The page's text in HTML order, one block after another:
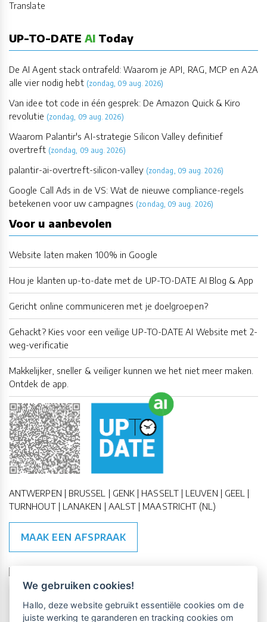
Translate
UP-TO-DATE AI Today
De AI Agent stack ontrafeld: Waarom je API, RAG, MCP en A2A
alle vier nodig hebt (zondag, 09 aug. 2026)
Van idee tot code in één gesprek: De Amazon Quick & Kiro
revolutie (zondag, 09 aug. 2026)
Waarom Palantir's AI-strategie Silicon Valley definitief
overtreft (zondag, 09 aug. 2026)
palantir-ai-overtreft-silicon-valley (zondag, 09 aug. 2026)
Google Call Ads in de VS: Wat de nieuwe compliance-regels
betekenen voor uw campagnes (zondag, 09 aug. 2026)
Voor u aanbevolen
Website laten maken 100% in Google
Hou je klanten up-to-date met de UP-TO-DATE AI Blog & App
Gericht online communiceren met je doelgroepen?
Gehackt? Kies voor een veilige UP-TO-DATE AI Website met 2-
weg-verificatie
Makkelijker, sneller & veiliger kunnen we het niet meer maken.
Ontdek de app.
ANTWERPEN | BRUSSEL | GENK | HASSELT | LEUVEN | GEEL |
TURNHOUT | LANAKEN | AALST | MAASTRICHT (NL)
MAAK EEN AFSPRAAK
🇪🇺 🇧🇪
We gebruiken cookies!
Hallo, deze website gebruikt essentiële cookies om de
juiste werking te garanderen en tracking cookies om
Vrijblijvende kennismaking?Boek
een persoonlijke demo.